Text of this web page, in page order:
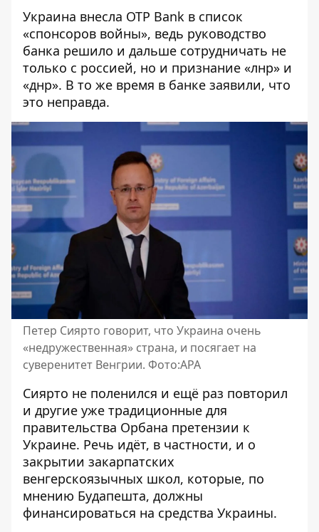
Украина внесла OTP Bank в список
«спонсоров войны», ведь руководство
банка решило и дальше сотрудничать не
только с россией, но и признание «лнр» и
«днр». В то же время в банке заявили, что
это неправда.
Петер Сиярто говорит, что Украина очень
«недружественная» страна, и посягает на
суверенитет Венгрии. Фото:APA
Сиярто не поленился и ещё раз повторил
и другие уже традиционные для
правительства Орбана претензии к
Украине. Речь идёт, в частности, и о
закрытии закарпатских
венгерскоязычных школ, которые, по
мнению Будапешта, должны
финансироваться на средства Украины.